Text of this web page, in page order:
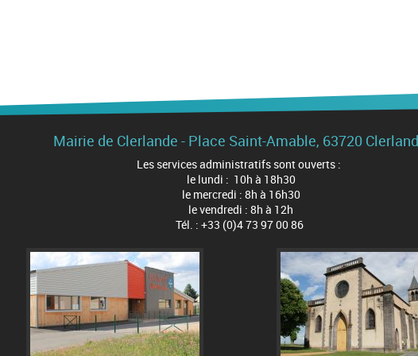
Mairie de Clerlande - Place Saint-Amable, 63720
Les services administratifs sont ouverts :
le lundi : 10h à 18h30
le mercredi : 8h à 16h30
le vendredi : 8h à 12h
Tél. : +33 (0)4 73 97 00 86